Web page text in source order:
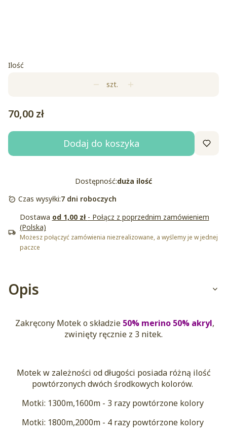
Ilość
szt.
Cena
70,00 zł
Dodaj do koszyka
Dostępność:duża ilość
Czas wysyłki:7 dni roboczych
Dostawa od 1,00 zł - Połącz z poprzednim zamówieniem
(Polska)
Możesz połączyć zamówienia niezrealizowane, a wyślemy je w jednej
paczce
Opis
Zakręcony Motek o składzie 50% merino 50% akryl,
zwinięty ręcznie z 3 nitek.
Motek w zależności od długości posiada różną ilość
powtórzonych dwóch środkowych kolorów.
Motki: 1300m,1600m - 3 razy powtórzone kolory
Motki: 1800m,2000m - 4 razy powtórzone kolory